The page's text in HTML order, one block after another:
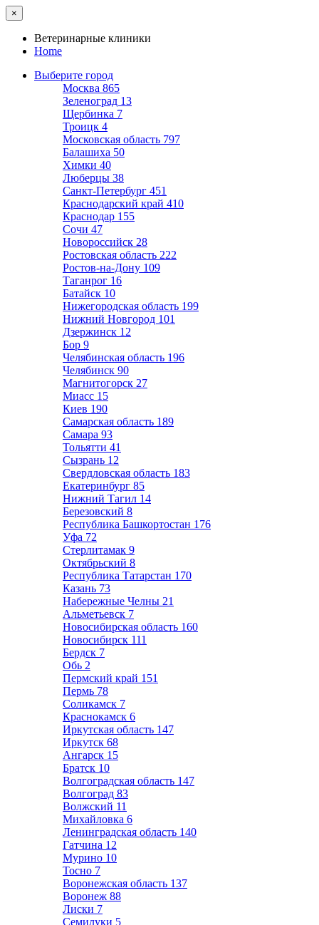
×
Ветеринарные клиники
Home
Выберите город
Москва 865
Зеленоград 13
Щербинка 7
Троицк 4
Московская область 797
Балашиха 50
Химки 40
Люберцы 38
Санкт-Петербург 451
Краснодарский край 410
Краснодар 155
Сочи 47
Новороссийск 28
Ростовская область 222
Ростов-на-Дону 109
Таганрог 16
Батайск 10
Нижегородская область 199
Нижний Новгород 101
Дзержинск 12
Бор 9
Челябинская область 196
Челябинск 90
Магнитогорск 27
Миасс 15
Киев 190
Самарская область 189
Самара 93
Тольятти 41
Сызрань 12
Свердловская область 183
Екатеринбург 85
Нижний Тагил 14
Березовский 8
Республика Башкортостан 176
Уфа 72
Стерлитамак 9
Октябрьский 8
Республика Татарстан 170
Казань 73
Набережные Челны 21
Альметьевск 7
Новосибирская область 160
Новосибирск 111
Бердск 7
Обь 2
Пермский край 151
Пермь 78
Соликамск 7
Краснокамск 6
Иркутская область 147
Иркутск 68
Ангарск 15
Братск 10
Волгоградская область 147
Волгоград 83
Волжский 11
Михайловка 6
Ленинградская область 140
Гатчина 12
Мурино 10
Тосно 7
Воронежская область 137
Воронеж 88
Лиски 7
Семилуки 5